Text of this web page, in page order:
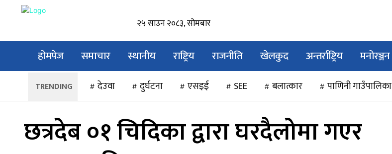
२५ साउन २०८३, सोमबार
होमपेज समाचार स्थानीय राष्ट्रिय राजनीति खेलकुद अन्तर्राष्ट्रिय मनोरञ्जन
देउवा दुर्घटना एसइई SEE बलात्कार पाणिनी गाउँपालिका
छत्रदेब ०१ चिदिका द्वारा घरदैलोमा गएर